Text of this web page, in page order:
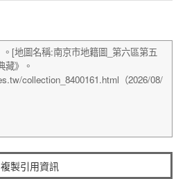
複製引用資訊